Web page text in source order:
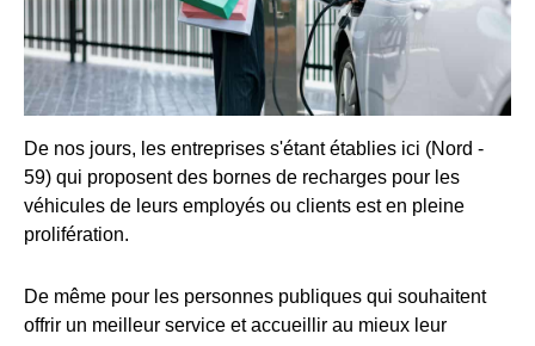
De nos jours, les entreprises s'étant établies ici (Nord -
59) qui proposent des bornes de recharges pour les
véhicules de leurs employés ou clients est en pleine
prolifération.
De même pour les personnes publiques qui souhaitent
offrir un meilleur service et accueillir au mieux leur